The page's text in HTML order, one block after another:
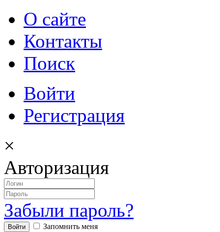
О сайте
Контакты
Поиск
Войти
Регистрация
×
Авторизация
Забыли пароль?
Запомнить меня